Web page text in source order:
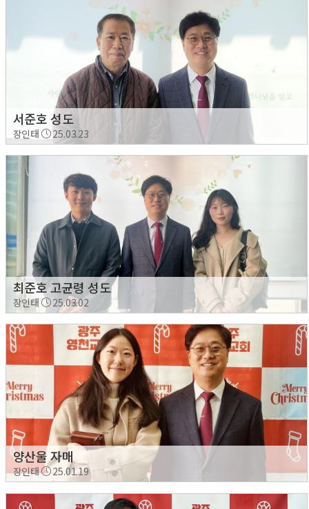
서준호 성도
장인태 25.03.23
최준호 고균령 성도
장인태 25.03.02
양산울 자매
장인태 25.01.19